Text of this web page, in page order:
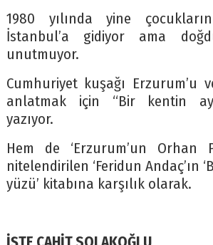
1980 yılında yine
İstanbul’a gidiyor ama
unutmuyor.
Cumhuriyet kuşağı Erzurum’u
anlatmak için “Bir kentin
yazıyor.
Hem de ‘Erzurum’un Orhan
nitelendirilen ‘Feridun Andaç’ın
yüzü’ kitabına karşılık olarak.